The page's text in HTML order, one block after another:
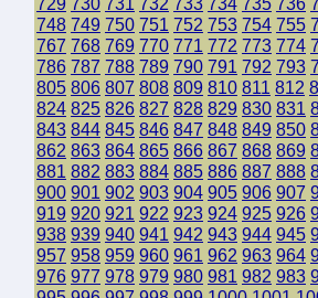
748 749 750 751 752 753 754 755
767 768 769 770 771 772 773 774
786 787 788 789 790 791 792 793
805 806 807 808 809 810 811 812
824 825 826 827 828 829 830 831
843 844 845 846 847 848 849 850
862 863 864 865 866 867 868 869
881 882 883 884 885 886 887 888
900 901 902 903 904 905 906 907
919 920 921 922 923 924 925 926
938 939 940 941 942 943 944 945
957 958 959 960 961 962 963 964
976 977 978 979 980 981 982 983